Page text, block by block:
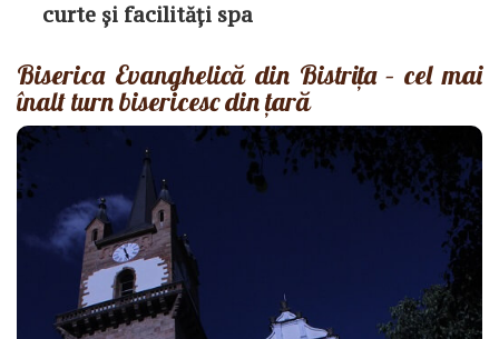
curte și facilități spa
Biserica Evanghelică din Bistrița – cel mai
înalt turn bisericesc din țară